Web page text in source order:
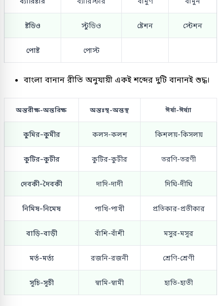
ষ্টডিও স্টুডিও ষ্টেশন স্টেশন
পোষ্ট পোস্ট
বাংলা বানান রীতি অনুযায়ী একই শব্দের দুটি বানানই শুদ্ধ।
অন্তরীক্ষ-অন্তরিক্ষ অন্তঃস্থ-অন্তস্থ ঈর্ষা-ঈর্ষ্যা
কুমির-কুমীর কলস-কলশ কিশলয়-কিসলয়
কুটির-কুটীর কুটির-কুটীর তরণি-তরণী
দেবকী-দৈবকী দাদি-দাদী দিঘি-দীঘি
নিমিষ-নিমেষ পাখি-পাখী প্রতিকার-প্রতীকার
বাড়ি-বাড়ী বাঁশি-বাঁশী মসুর-মসূর
মর্ত-মর্ত্য রজনি-রজনী শ্রেণি-শ্রেণী
সূচি-সূচী স্বামি-স্বামী হাতি-হাতী